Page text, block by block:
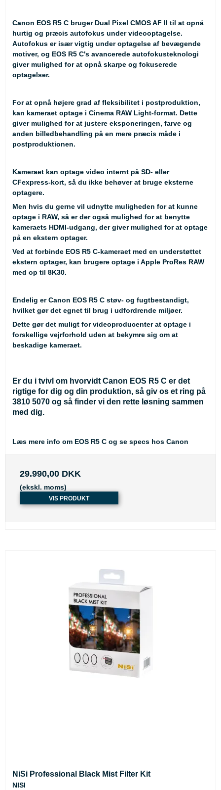
Canon EOS R5 C bruger Dual Pixel CMOS AF II til at opnå
hurtig og præcis autofokus under videooptagelse.
Autofokus er især vigtig under optagelse af bevægende
motiver, og EOS R5 C's avancerede autofokusteknologi
giver mulighed for at opnå skarpe og fokuserede
optagelser.
For at opnå højere grad af fleksibilitet i postproduktion,
kan kameraet optage i Cinema RAW Light-format. Dette
giver mulighed for at justere eksponeringen, farve og
anden billedbehandling på en mere præcis måde i
postproduktionen.
Kameraet kan optage video internt på SD- eller
CFexpress-kort, så du ikke behøver at bruge eksterne
optagere.
Men hvis du gerne vil udnytte muligheden for at kunne
optage i RAW, så er der også mulighed for at benytte
kameraets HDMI-udgang, der giver mulighed for at optage
på en ekstern optager.
Ved at forbinde EOS R5 C-kameraet med en understøttet
ekstern optager, kan brugere optage i Apple ProRes RAW
med op til 8K30.
Endelig er Canon EOS R5 C støv- og fugtbestandigt,
hvilket gør det egnet til brug i udfordrende miljøer.
Dette gør det muligt for videoproducenter at optage i
forskellige vejrforhold uden at bekymre sig om at
beskadige kameraet.
Er du i tvivl om hvorvidt Canon EOS R5 C er det
rigtige for dig og din produktion, så giv os et ring på
3810 5070 og så finder vi den rette løsning sammen
med dig.
Læs mere info om EOS R5 C og se specs hos Canon
29.990,00 DKK
(ekskl. moms)
VIS PRODUKT
NiSi Professional Black Mist Filter Kit
NISI